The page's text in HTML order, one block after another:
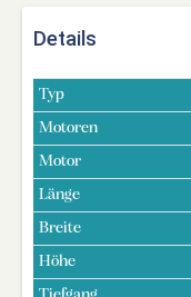
Details
Typ
Motoren
Motor
Länge
Breite
Höhe